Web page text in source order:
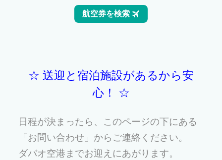
☆ 送迎と宿泊施設があるから安
心！ ☆
日程が決まったら、このページの下にある
「お問い合わせ」からご連絡ください。
ダバオ空港までお迎えにあがります。